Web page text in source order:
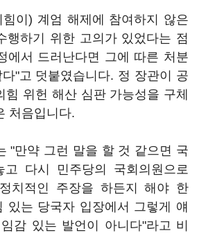
이) 계엄 해제에 참여하지 않은
행하기 위한 고의가 있었다는 점
에서 드러난다면 그에 따른 처분
"고 덧붙였습니다. 정 장관이 공
힘 위헌 해산 심판 가능성을 구체
처음입니다.
"만약 그런 말을 할 것 같으면 국
고 다시 민주당의 국회의원으로
치적인 주장을 하든지 해야 한
있는 당국자 입장에서 그렇게 얘
감 있는 발언이 아니다"라고 비